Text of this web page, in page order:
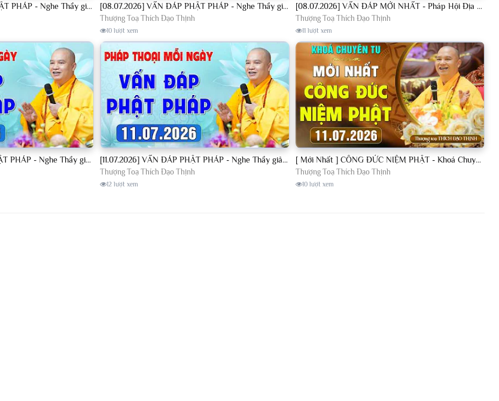
[07.07.2026] VẤN ĐÁP PHẬT PHÁP - Nghe Thầy giảng Pháp mỗi ngày CÔNG ĐỨC VÔ LƯỢNG│TT. Thích Đạo Thịnh [08.07.2026] VẤN ĐÁP PHẬT PHÁP - Nghe Thầy giảng Pháp mỗi ngày CÔNG ĐỨC VÔ LƯỢNG│TT. Thích Đạo Thịnh
Thượng Toạ Thích Đạo Thịnh
10 lượt xem
[08.07.2026] VẤN ĐÁP MỚI NHẤT - Pháp Hội Địa Tạng Chùa Khai Nguyên | TT. Thích Đạo Thịnh
Thượng Toạ Thích Đạo Thịnh
11 lượt xem
[10.07.2026] VẤN ĐÁP PHẬT PHÁP - Nghe Thầy giảng Pháp mỗi ngày CÔNG ĐỨC VÔ LƯỢNG│TT. Thích Đạo Thịnh [11.07.2026] VẤN ĐÁP PHẬT PHÁP - Nghe Thầy giảng Pháp mỗi ngày CÔNG ĐỨC VÔ LƯỢNG│TT. Thích Đạo Thịnh
Thượng Toạ Thích Đạo Thịnh
12 lượt xem
[ Mới Nhất ] CÔNG ĐỨC NIỆM PHẬT - Khoá Chuyên Tu Chùa Khai Nguyên 11/07/2026 | TT. Thích Đạo Thịnh
Thượng Toạ Thích Đạo Thịnh
10 lượt xem